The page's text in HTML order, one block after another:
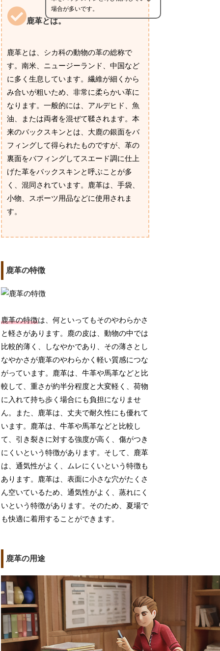
場合が多いです。
鹿革とは。
鹿革とは、シカ科の動物の革の総称で
す。南米、ニュージーランド、中国など
に多く生息しています。繊維が細くから
み合いが粗いため、非常に柔らかい革に
なります。一般的には、アルデヒド、魚
油、または両者を混ぜて鞣されます。本
来のバックスキンとは、大鹿の銀面をバ
フィングして得られたものですが、革の
裏面をバフィングしてスエード調に仕上
げた革をバックスキンと呼ぶことが多
く、混同されています。鹿革は、手袋、
小物、スポーツ用品などに使用されま
す。
鹿革の特徴
鹿革の特徴は、何といってもそのやわらかさ
と軽さがあります。鹿の皮は、動物の中では
比較的薄く、しなやかであり、その薄さとし
なやかさが鹿革のやわらかく軽い質感につな
がっています。鹿革は、牛革や馬革などと比
較して、重さが約半分程度と大変軽く、荷物
に入れて持ち歩く場合にも負担になりませ
ん。また、鹿革は、丈夫で耐久性にも優れて
います。鹿革は、牛革や馬革などと比較し
て、引き裂きに対する強度が高く、傷がつき
にくいという特徴があります。そして、鹿革
は、通気性がよく、ムレにくいという特徴も
あります。鹿革は、表面に小さな穴がたくさ
ん空いているため、通気性がよく、蒸れにく
いという特徴があります。そのため、夏場で
も快適に着用することができます。
鹿革の用途